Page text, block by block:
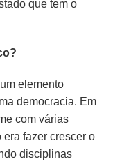
que tem o
elemento
democracia. Em
com várias
fazer crescer o
disciplinas